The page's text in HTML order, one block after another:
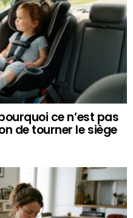
ce n’est pas
de tourner le siège